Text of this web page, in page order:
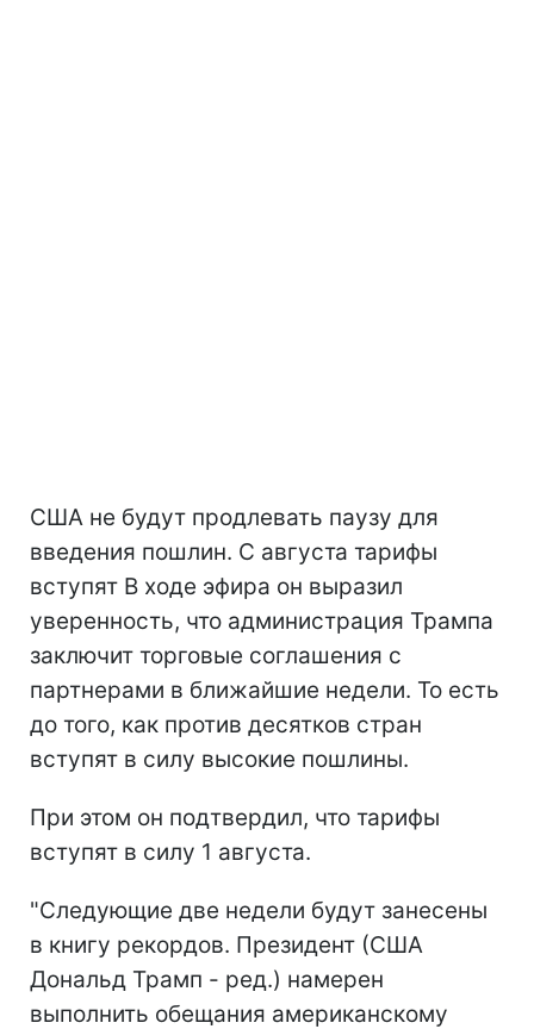
США не будут продлевать паузу для
введения пошлин. С августа тарифы
вступят В ходе эфира он выразил
уверенность, что администрация Трампа
заключит торговые соглашения с
партнерами в ближайшие недели. То есть
до того, как против десятков стран
вступят в силу высокие пошлины.
При этом он подтвердил, что тарифы
вступят в силу 1 августа.
"Следующие две недели будут занесены
в книгу рекордов. Президент (США
Дональд Трамп - ред.) намерен
выполнить обещания американскому